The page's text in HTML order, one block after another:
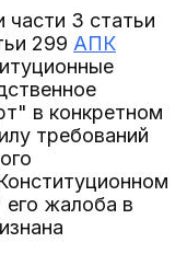
3 статьи
299 АПК
в конкретном
требований
жалоба в